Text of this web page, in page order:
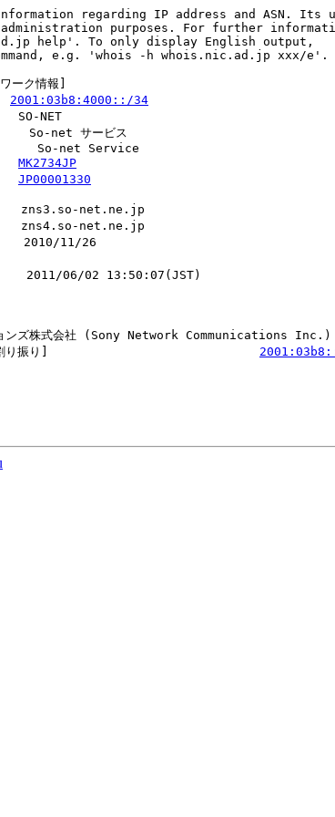
regarding IP address and ASN. Its
purposes. For further
help'. To only display English output,
e.g. 'whois -h whois.nic.ad.jp xxx/
ク情報]
2001:03b8:4000::/34
NET
net サービス
So-net Service
] MK2734JP
] JP00001330
zns3.so-net.ne.jp
zns4.so-net.ne.jp
2010/11/26
]
06/02 13:50:07(JST)
ョンズ株式会社 (Sony Network Communications Inc.)
20020409 [割り振り]